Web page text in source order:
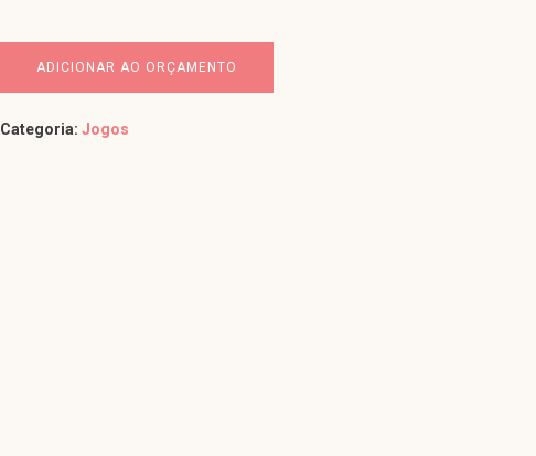
ADICIONAR AO ORÇAMENTO
Categoria:Jogos